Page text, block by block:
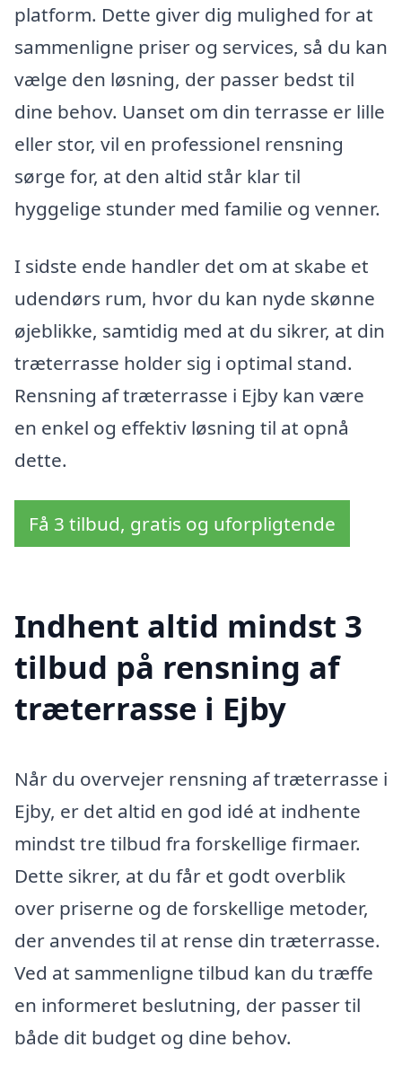
platform. Dette giver dig mulighed for at
sammenligne priser og services, så du kan
vælge den løsning, der passer bedst til
dine behov. Uanset om din terrasse er lille
eller stor, vil en professionel rensning
sørge for, at den altid står klar til
hyggelige stunder med familie og venner.
I sidste ende handler det om at skabe et
udendørs rum, hvor du kan nyde skønne
øjeblikke, samtidig med at du sikrer, at din
træterrasse holder sig i optimal stand.
Rensning af træterrasse i Ejby kan være
en enkel og effektiv løsning til at opnå
dette.
Få 3 tilbud, gratis og uforpligtende
Indhent altid mindst 3
tilbud på rensning af
træterrasse i Ejby
Når du overvejer rensning af træterrasse i
Ejby, er det altid en god idé at indhente
mindst tre tilbud fra forskellige firmaer.
Dette sikrer, at du får et godt overblik
over priserne og de forskellige metoder,
der anvendes til at rense din træterrasse.
Ved at sammenligne tilbud kan du træffe
en informeret beslutning, der passer til
både dit budget og dine behov.